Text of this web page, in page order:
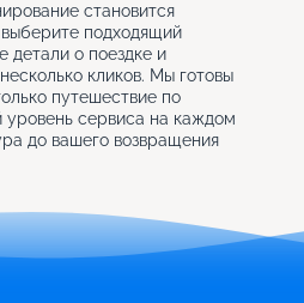
становится
подходящий
детали о поездке и
кликов. Мы готовы
путешествие по
уровень сервиса на каждом
до вашего возвращения